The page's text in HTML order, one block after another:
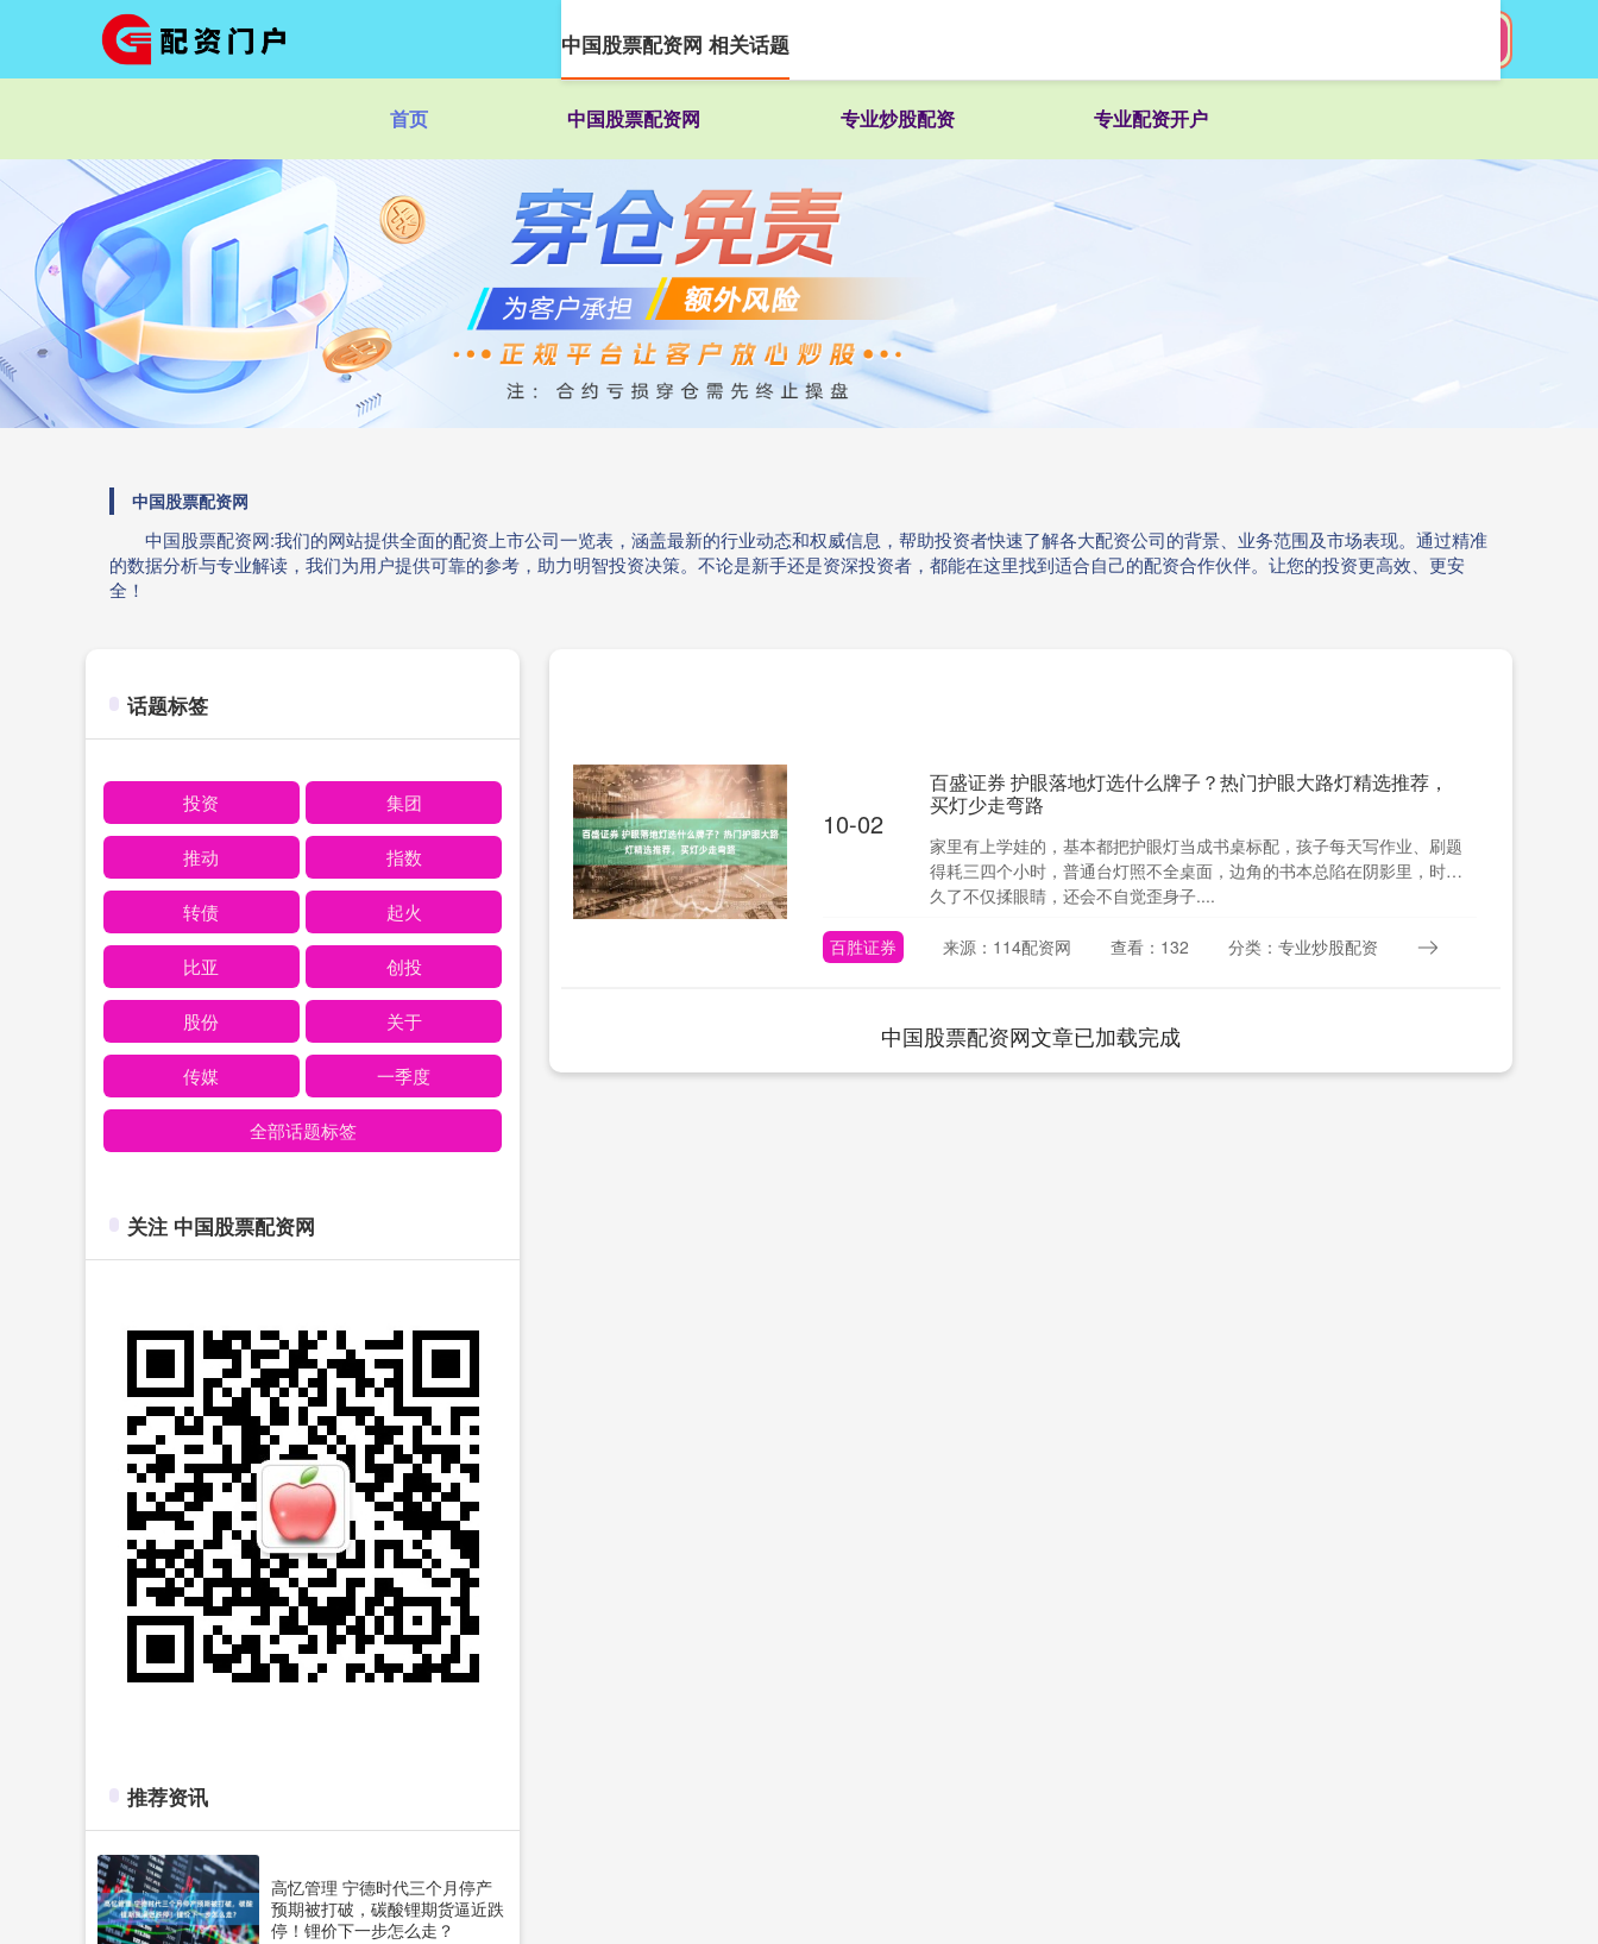
首页 中国股票配资网 专业炒股配资 专业配资开户
中国股票配资网
中国股票配资网:我们的网站提供全面的配资上市公司一览表，涵盖最新的行业动态和权威信息，帮助投资者快速了解各大配资公司的背景、业务范围及市场表现。通过精准
的数据分析与专业解读，我们为用户提供可靠的参考，助力明智投资决策。不论是新手还是资深投资者，都能在这里找到适合自己的配资合作伙伴。让您的投资更高效、更安
全！
中国股票配资网 相关话题
10-02
百盛证券 护眼落地灯选什么牌子？热门护眼大路灯精选推荐，
买灯少走弯路
家里有上学娃的，基本都把护眼灯当成书桌标配，孩子每天写作业、刷题
得耗三四个小时，普通台灯照不全桌面，边角的书本总陷在阴影里，时间
久了不仅揉眼睛，还会不自觉歪身子....
百胜证券 来源：114配资网 查看：132 分类：专业炒股配资
中国股票配资网文章已加载完成
话题标签
投资 集团
推动 指数
转债 起火
比亚 创投
股份 关于
传媒 一季度
全部话题标签
关注 中国股票配资网
推荐资讯
高忆管理 宁德时代三个月停产
预期被打破，碳酸锂期货逼近跌
停！锂价下一步怎么走？